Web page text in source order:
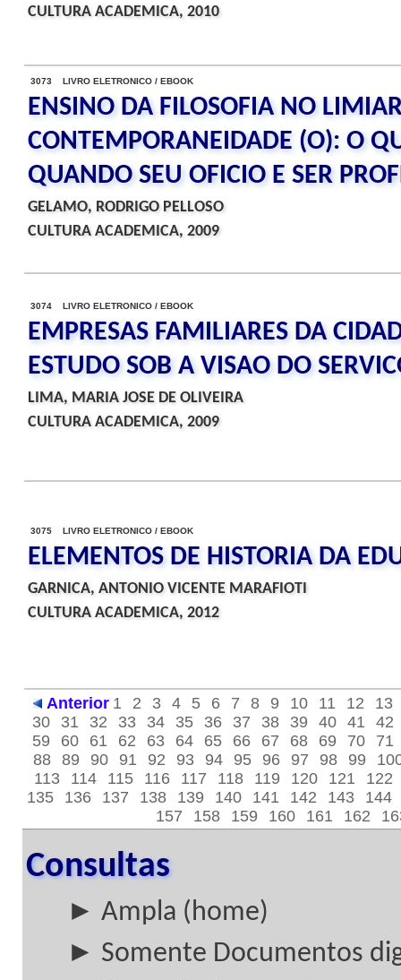
CULTURA ACADEMICA, 2010
3073 LIVRO ELETRONICO / EBOOK
ENSINO DA FILOSOFIA NO
CONTEMPORANEIDADE (O): O
QUANDO SEU OFICIO E SER
GELAMO, RODRIGO PELLOSO
CULTURA ACADEMICA, 2009
3074 LIVRO ELETRONICO / EBOOK
EMPRESAS FAMILIARES DA
ESTUDO SOB A VISAO DO
LIMA, MARIA JOSE DE OLIVEIRA
CULTURA ACADEMICA, 2009
3075 LIVRO ELETRONICO / EBOOK
ELEMENTOS DE HISTORIA DA
GARNICA, ANTONIO VICENTE MARAFIOTI
CULTURA ACADEMICA, 2012
Anterior 1 2 3 4 5 6 7 8 9 10 11 12
13
30
31 32 33 34 35 36 37 38 39 40 41
42
59
60 61 62 63 64 65 66 67 68 69 70
71
88 89 90 91 92 93 94 95 96 97 98 99
113
114 115 116 117 118 119 120 121
122
135
136 137 138 139 140 141 142 143
144
157
158 159 160 161 162
Consultas
► Ampla (home)
► Somente Documentos